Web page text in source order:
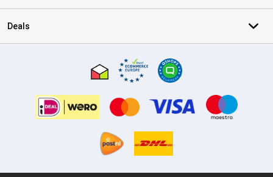
Deals